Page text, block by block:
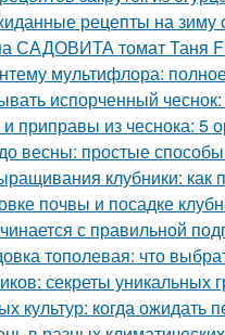
рецепты на зиму
САДОВИТА томат Таня
мультифлора:
испорченный
приправы из чеснока: 5
весны: простые
клубники: как
почвы и посадке
с правильной
тополевая: что
секреты уникальных
культур: когда ожидать